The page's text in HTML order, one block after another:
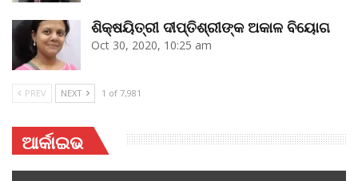
ଶିକ୍ଷୟିତ୍ରୀ ଦୀପ୍ତିଶ୍ରୀଙ୍କ ଅକାଳ ବିୟୋଗ
Oct 30, 2020, 10:25 am
PREV NEXT 1 of 7,981
ଆର୍କାଇଭ